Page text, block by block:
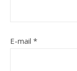
E-mail *